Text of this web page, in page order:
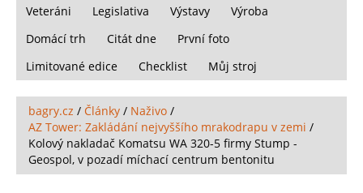
Veteráni
Legislativa Výstavy
Výroba
Domácí trh
Citát dne
První foto
Limitované edice
Checklist Můj stroj
bagry.cz / Články / Naživo /
AZ Tower: Zakládání nejvyššího mrakodrapu v zemi /
Kolový nakladač Komatsu WA 320-5 firmy Stump -
Geospol, v pozadí míchací centrum bentonitu